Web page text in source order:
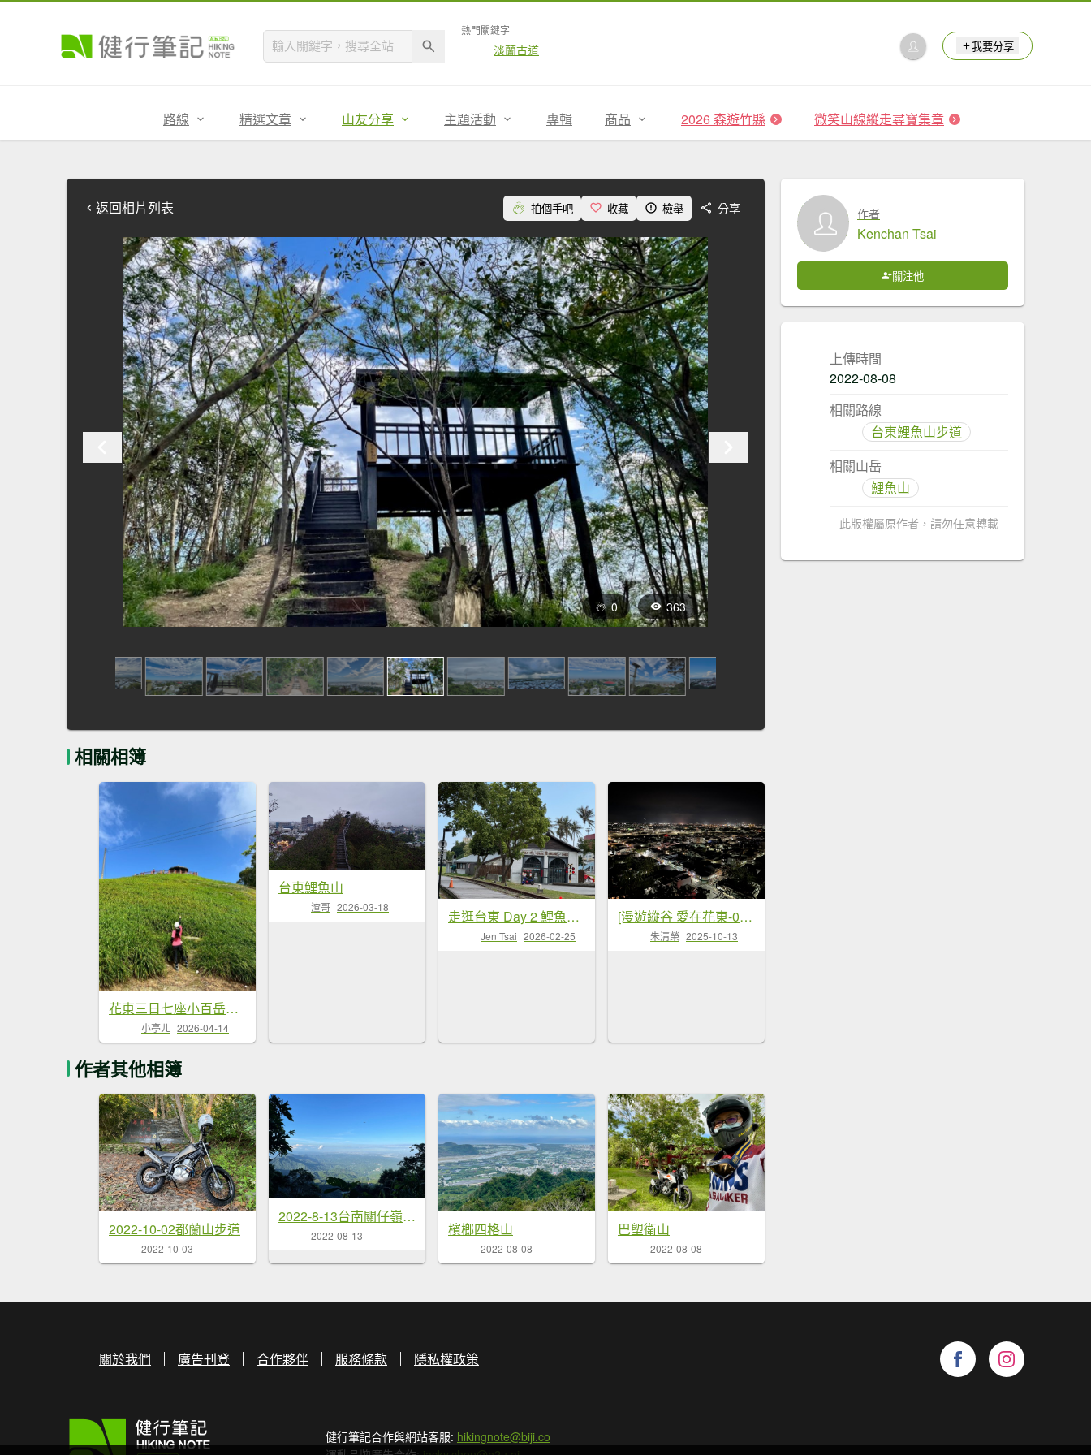
熱門關鍵字
淡蘭古道 我要分享
路線 精選文章 山友分享 主題活動 專輯 商品 2026 森遊竹縣 微笑山線縱走尋寶集章
返回相片列表 拍個手吧 收藏 檢舉 分享
0 363
相關相簿
花東三日七座小百岳外加池上風情20260411-0413
小亭ㄦ 2026-04-14
台東鯉魚山
渣哥 2026-03-18
走逛台東 Day 2 鯉魚山步道 走走都蘭山步道1+K
Jen Tsai 2026-02-25
[漫遊縱谷 愛在花東-06/10] 2025_1011 台東鯉魚山步道
朱清榮 2025-10-13
作者其他相簿
2022-10-02都蘭山步道
2022-10-03
2022-8-13台南關仔嶺大凍山
2022-08-13 檳榔四格山
2022-08-08
巴塱衛山
2022-08-08
作者
Kenchan Tsai
關注他
上傳時間
2022-08-08
相關路線
台東鯉魚山步道
相關山岳
鯉魚山
此版權屬原作者，請勿任意轉載
關於我們 廣告刊登 合作夥伴 服務條款 隱私權政策
健行筆記合作與網站客服: hikingnote@biji.co